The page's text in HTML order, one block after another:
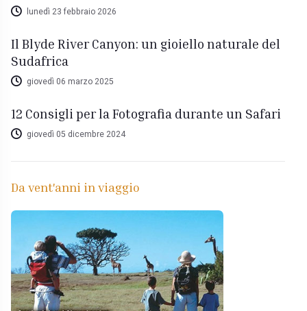
lunedì 23 febbraio 2026
Il Blyde River Canyon: un gioiello naturale del
Sudafrica
giovedì 06 marzo 2025
12 Consigli per la Fotografia durante un Safari
giovedì 05 dicembre 2024
Da vent'anni in viaggio